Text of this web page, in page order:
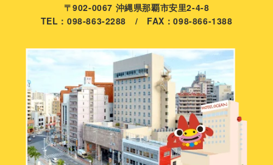
〒902-0067 沖縄県那覇市安里2-4-8
TEL：098-863-2288 / FAX：098-866-1388